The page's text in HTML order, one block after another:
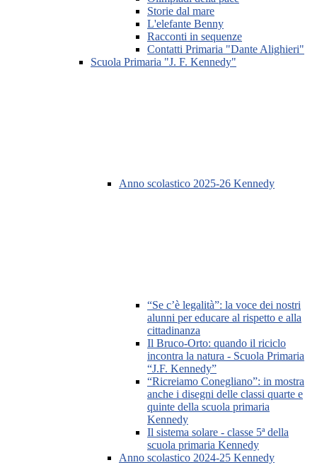
Storie dal mare
L'elefante Benny
Racconti in sequenze
Contatti Primaria "Dante Alighieri"
Scuola Primaria "J. F. Kennedy"
Anno scolastico 2025-26 Kennedy
“Se c’è legalità”: la voce dei nostri
alunni per educare al rispetto e alla
cittadinanza
Il Bruco-Orto: quando il riciclo
incontra la natura - Scuola Primaria
“J.F. Kennedy”
“Ricreiamo Conegliano”: in mostra
anche i disegni delle classi quarte e
quinte della scuola primaria
Kennedy
Il sistema solare - classe 5ª della
scuola primaria Kennedy
Anno scolastico 2024-25 Kennedy